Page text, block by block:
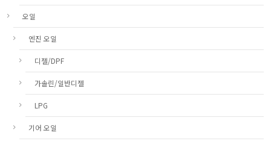
오일
엔진 오일
디젤/DPF
가솔린/일반디젤
LPG
기어 오일